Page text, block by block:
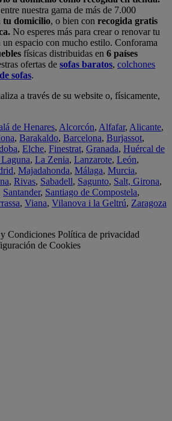
entre nuestra gama de más de 7.000
tu domicilio, o bien con recogida gratis
No esperes más para crear o renovar tu
espacio con mucho estilo. Conforama
físicas distribuidas en 6 países
ofertas de sofas baratos, colchones
sofas.
a través de su website o, físicamente,
de Henares, Alcorcón, Alfafar, Alicante,
, Barakaldo, Barcelona, Burjassot,
, Elche, Finestrat, Granada, Huércal de
, La Zenia, Lanzarote, León,
, Majadahonda, Málaga, Murcia,
, Rivas, Sabadell, Sagunto, Salt, Girona,
Santander, Santiago de Compostela,
, Viana, Vilanova i la Geltrú, Zaragoza
Condiciones Política de privacidad
de Cookies